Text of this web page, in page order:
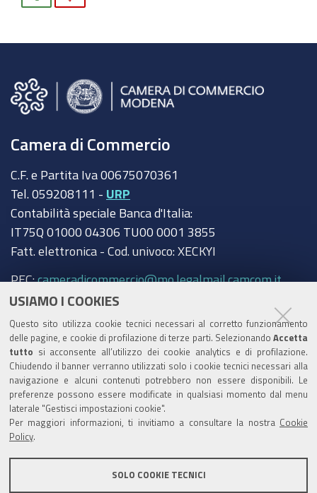
USIAMO I COOKIES
Questo sito utilizza cookie tecnici necessari al corretto funzionamento
delle pagine, e cookie di profilazione di terze parti. Selezionando Accetta
tutto si acconsente all’utilizzo dei cookie analytics e di profilazione.
Chiudendo il banner verranno utilizzati solo i cookie tecnici necessari alla
navigazione e alcuni contenuti potrebbero non essere disponibili. Le
preferenze possono essere modificate in qualsiasi momento dal menu
laterale "Gestisci impostazioni cookie".
Per maggiori informazioni, ti invitiamo a consultare la nostra Cookie
Policy
SOLO COOKIE TECNICI
Camera di Commercio
C.F. e Partita Iva 00675070361
Tel. 059208111 - URP
Contabilità speciale Banca d'Italia:
IT75Q 01000 04306 TU00 0001 3855
Fatt. elettronica - Cod. univoco: XECKYI
PEC:cameradicommercio@mo.legalmail.camcom.it
Trasparenza
Amministrazione trasparente
Albo Camerale
Pubblicità Legale
Area riservata Amministratori